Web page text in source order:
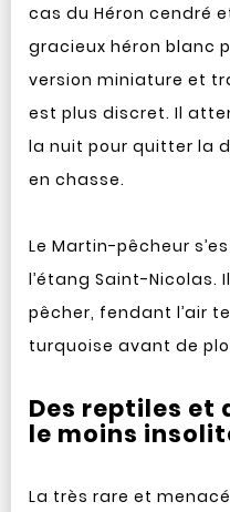
cas du Héron cendré
gracieux héron blanc
version miniature et
est plus discret. Il
la nuit pour quitter la
en chasse.
Le Martin-pêcheur
l’étang Saint-Nicolas.
pêcher, fendant l’air
turquoise avant de
Des reptiles et
le moins
La très rare et